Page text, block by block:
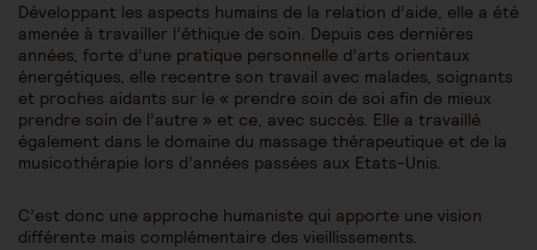
Développant les aspects humains de la relation d’aide, elle a été
amenée à travailler l’éthique de soin. Depuis ces dernières
années, forte d’une pratique personnelle d’arts orientaux
énergétiques, elle recentre son travail avec malades, soignants
et proches aidants sur le « prendre soin de soi afin de mieux
prendre soin de l’autre » et ce, avec succès. Elle a travaillé
également dans le domaine du massage thérapeutique et de la
musicothérapie lors d’années passées aux Etats-Unis.
C’est donc une approche humaniste qui apporte une vision
différente mais complémentaire des vieillissements.